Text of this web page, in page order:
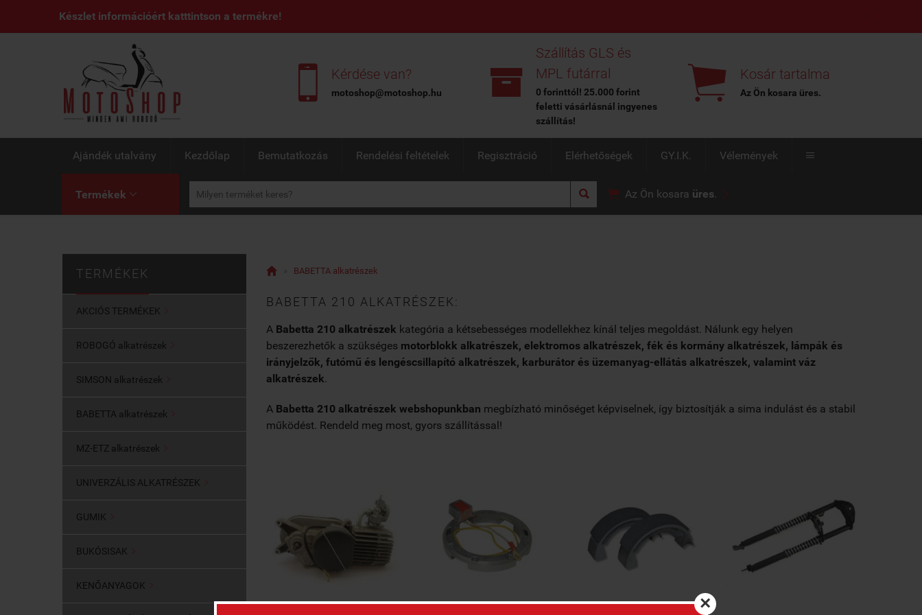
×
Készlet információért katttintson a termékre!
 Kérdése van?
motoshop@motoshop.hu 
Szállítás GLS és
MPL futárral
0 forinttól! 25.000 forint
feletti vásárlásnál ingyenes
szállítás!
 Kosár tartalma
Az Ön kosara üres.
Ajándék utalvány Kezdőlap Bemutatkozás Rendelési feltételek Regisztráció Elérhetőségek GY.I.K. Vélemények 
Termékek    Az Ön kosara üres. 
TERMÉKEK
AKCIÓS TERMÉKEK
ROBOGÓ alkatrészek
SIMSON alkatrészek
BABETTA alkatrészek
MZ-ETZ alkatrészek
UNIVERZÁLIS ALKATRÉSZEK
GUMIK
BUKÓSISAK
KENŐANYAGOK
 BABETTA alkatrészek
BABETTA 210 ALKATRÉSZEK:
A Babetta 210 alkatrészek kategória a kétsebességes modellekhez kínál teljes megoldást. Nálunk egy helyen
beszerezhetők a szükséges motorblokk alkatrészek, elektromos alkatrészek, fék és kormány alkatrészek, lámpák és
irányjelzők, futómű és lengéscsillapító alkatrészek, karburátor és üzemanyag-ellátás alkatrészek, valamint váz
alkatrészek.
A Babetta 210 alkatrészek webshopunkban megbízható minőséget képviselnek, így biztosítják a sima indulást és a stabil
működést. Rendeld meg most, gyors szállítással!